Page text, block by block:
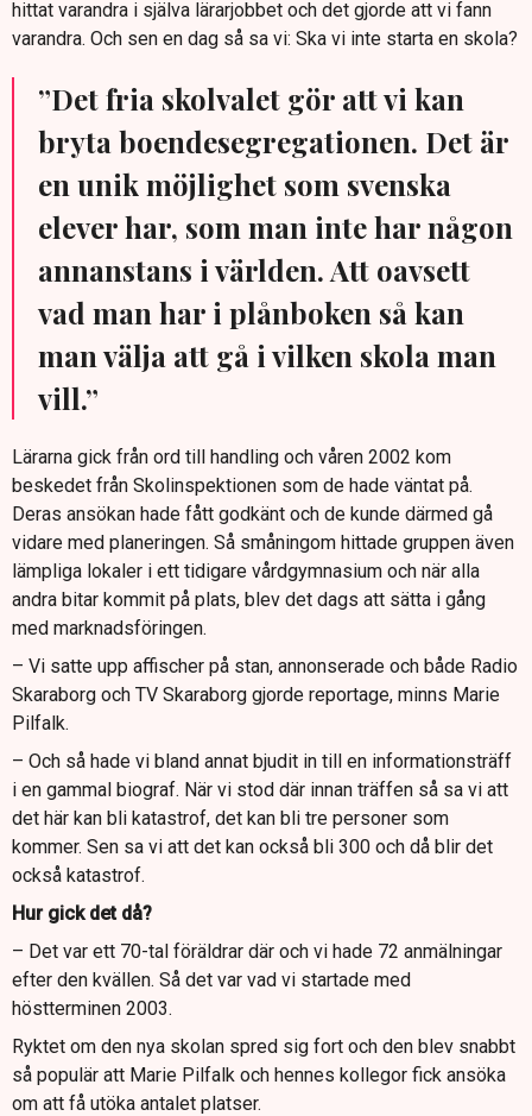
hittat varandra i själva lärarjobbet och det gjorde att vi fann
varandra. Och sen en dag så sa vi: Ska vi inte starta en skola?
”Det fria skolvalet gör att vi kan
bryta boendesegregationen. Det är
en unik möjlighet som svenska
elever har, som man inte har någon
annanstans i världen. Att oavsett
vad man har i plånboken så kan
man välja att gå i vilken skola man
vill.”
Lärarna gick från ord till handling och våren 2002 kom
beskedet från Skolinspektionen som de hade väntat på.
Deras ansökan hade fått godkänt och de kunde därmed gå
vidare med planeringen. Så småningom hittade gruppen även
lämpliga lokaler i ett tidigare vårdgymnasium och när alla
andra bitar kommit på plats, blev det dags att sätta i gång
med marknadsföringen.
– Vi satte upp affischer på stan, annonserade och både Radio
Skaraborg och TV Skaraborg gjorde reportage, minns Marie
Pilfalk.
– Och så hade vi bland annat bjudit in till en informationsträff
i en gammal biograf. När vi stod där innan träffen så sa vi att
det här kan bli katastrof, det kan bli tre personer som
kommer. Sen sa vi att det kan också bli 300 och då blir det
också katastrof.
Hur gick det då?
– Det var ett 70-tal föräldrar där och vi hade 72 anmälningar
efter den kvällen. Så det var vad vi startade med
höstterminen 2003.
Ryktet om den nya skolan spred sig fort och den blev snabbt
så populär att Marie Pilfalk och hennes kollegor fick ansöka
om att få utöka antalet platser.